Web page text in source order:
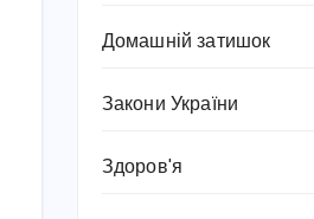
Домашній затишок
Закони України
Здоров'я